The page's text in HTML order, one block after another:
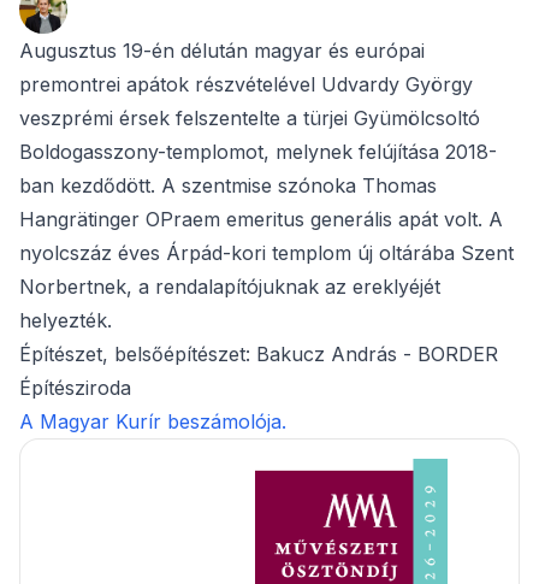
Augusztus 19-én délután magyar és európai
premontrei apátok részvételével Udvardy György
veszprémi érsek felszentelte a türjei Gyümölcsoltó
Boldogasszony-templomot, melynek felújítása 2018-
ban kezdődött. A szentmise szónoka Thomas
Hangrätinger OPraem emeritus generális apát volt. A
nyolcszáz éves Árpád-kori templom új oltárába Szent
Norbertnek, a rendalapítójuknak az ereklyéjét
helyezték.
Építészet, belsőépítészet: Bakucz András - BORDER
Építésziroda
A Magyar Kurír beszámolója.